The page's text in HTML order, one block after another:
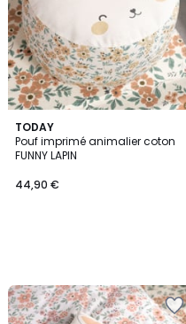
TODAY
Pouf imprimé animalier coton
FUNNY LAPIN
44,90 €